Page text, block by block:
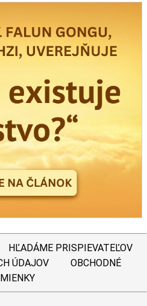
HĽADÁME PRISPIEVATEĽOV
ÚDAJOV
OBCHODNÉ